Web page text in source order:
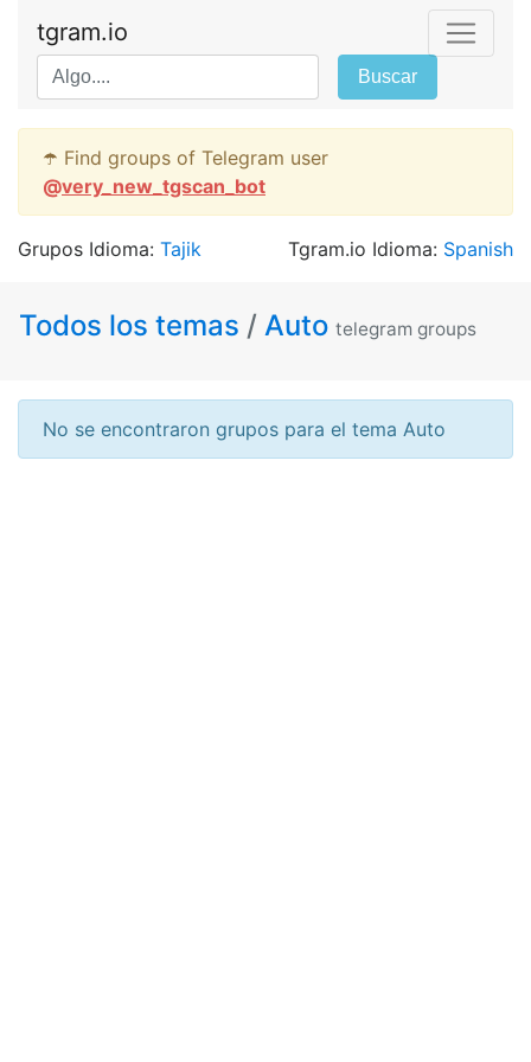
tgram.io
Buscar
☂️ Find groups of Telegram user
@very_new_tgscan_bot
Grupos Idioma: Tajik Tgram.io Idioma: Spanish
Todos los temas / Auto telegram groups
No se encontraron grupos para el tema Auto